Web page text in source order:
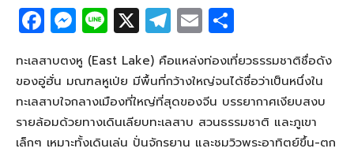
F
a
c
e
b
o
M
e
ss
e
n
g
Li
n
e
X T
el
e
g
ra
m
E
m
ail
h
ar
e
ทะเลสาบตงหู (East Lake) คือแหล่งท่องเที่ยวธรรมชาติชื่อดัง
ของอู่ฮั่น มณฑลหูเป่ย มีพื้นที่กว้างใหญ่จนได้ชื่อว่าเป็นหนึ่งใน
ทะเลสาบใจกลางเมืองที่ใหญ่ที่สุดของจีน บรรยากาศเงียบสงบ
รายล้อมด้วยทางเดินเลียบทะเลสาบ สวนธรรมชาติ และภูเขา
เล็กๆ เหมาะทั้งเดินเล่น ปั่นจักรยาน และชมวิวพระอาทิตย์ขึ้น-ตก